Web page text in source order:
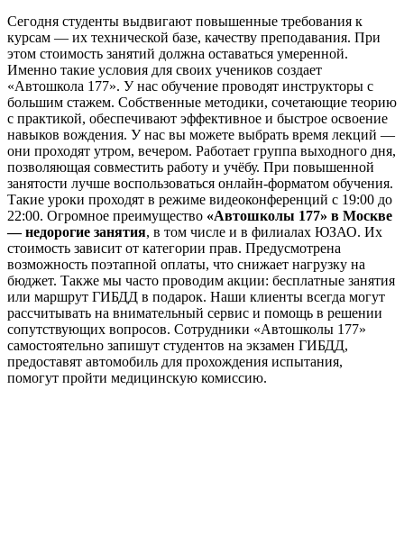
Сегодня студенты выдвигают повышенные требования к
курсам — их технической базе, качеству преподавания. При
этом стоимость занятий должна оставаться умеренной.
Именно такие условия для своих учеников создает
«Автошкола 177». У нас обучение проводят инструкторы с
большим стажем. Собственные методики, сочетающие теорию
с практикой, обеспечивают эффективное и быстрое освоение
навыков вождения. У нас вы можете выбрать время лекций —
они проходят утром, вечером. Работает группа выходного дня,
позволяющая совместить работу и учёбу. При повышенной
занятости лучше воспользоваться онлайн-форматом обучения.
Такие уроки проходят в режиме видеоконференций с 19:00 до
22:00. Огромное преимущество «Автошколы 177» в Москве
— недорогие занятия, в том числе и в филиалах ЮЗАО. Их
стоимость зависит от категории прав. Предусмотрена
возможность поэтапной оплаты, что снижает нагрузку на
бюджет. Также мы часто проводим акции: бесплатные занятия
или маршрут ГИБДД в подарок. Наши клиенты всегда могут
рассчитывать на внимательный сервис и помощь в решении
сопутствующих вопросов. Сотрудники «Автошколы 177»
самостоятельно запишут студентов на экзамен ГИБДД,
предоставят автомобиль для прохождения испытания,
помогут пройти медицинскую комиссию.